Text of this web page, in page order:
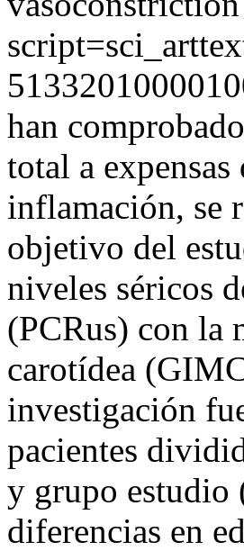
han
total a
inflamación, se
objetivo del
niveles séricos
(PCRus) con la
carotídea
investigación
pacientes
y grupo estudio
diferencias en